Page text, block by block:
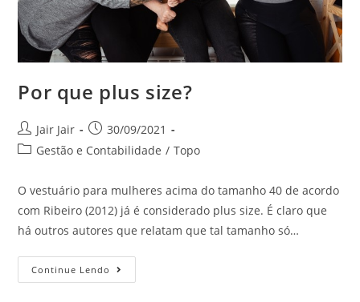
Por que plus size?
Jair Jair
30/09/2021
Gestão e Contabilidade / Topo
O vestuário para mulheres acima do tamanho 40 de acordo
com Ribeiro (2012) já é considerado plus size. É claro que
há outros autores que relatam que tal tamanho só…
Continue Lendo